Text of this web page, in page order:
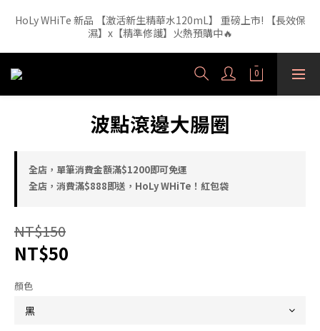
【外泌體精華液】新品正裝精華液🔥 3年研發・人體實驗證實，每
1ml 含6.52億顆外泌體（精準180nm）高效直達肌底
HoLy WHiTe 新品 【激活新生精華水120mL】 重磅上市! 【長效保
濕】x【精準修護】火熱預購中🔥
【外泌體精華液】新品正裝精華液🔥 3年研發・人體實驗證實，每
1ml 含6.52億顆外泌體（精準180nm）高效直達肌底
波點滾邊大腸圈
全店，單筆消費金額滿$1200即可免運
全店，消費滿$888即送，HoLy WHiTe！紅包袋
NT$150
NT$50
顏色